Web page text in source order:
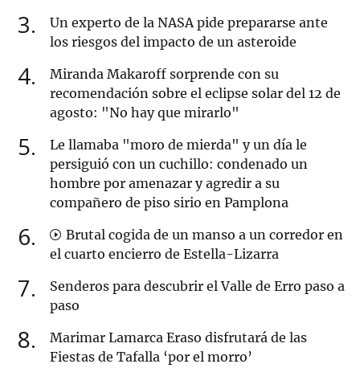
3
Un experto de la NASA pide prepararse ante
los riesgos del impacto de un asteroide
4
Miranda Makaroff sorprende con su
recomendación sobre el eclipse solar del 12 de
agosto: "No hay que mirarlo"
5
Le llamaba "moro de mierda" y un día le
persiguió con un cuchillo: condenado un
hombre por amenazar y agredir a su
compañero de piso sirio en Pamplona
6
Brutal cogida de un manso a un corredor en
el cuarto encierro de Estella-Lizarra
7
Senderos para descubrir el Valle de Erro paso a
paso
8
Marimar Lamarca Eraso disfrutará de las
Fiestas de Tafalla ‘por el morro’